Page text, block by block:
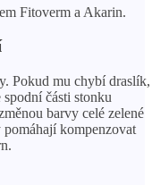
Fitoverm a Akarin.
Pokud mu chybí draslík,
části stonku
barvy celé zelené
kompenzovat